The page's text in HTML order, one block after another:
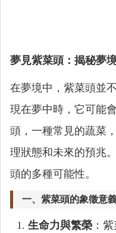
夢見紫菜頭：揭秘夢
在夢境中，紫菜頭並
現在夢中時，它可能
頭，一種常見的蔬菜
理狀態和未來的預兆
頭的多種可能性。
一、紫菜頭的象徵意
生命力與繁榮 ：